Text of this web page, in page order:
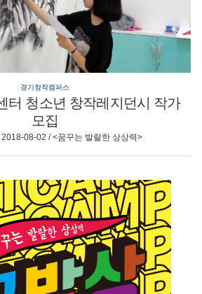
경기창작캠퍼스
터 청소년 창작레지던시 작가
모집
08-02 / <꿈꾸는 발랄한 상상력>